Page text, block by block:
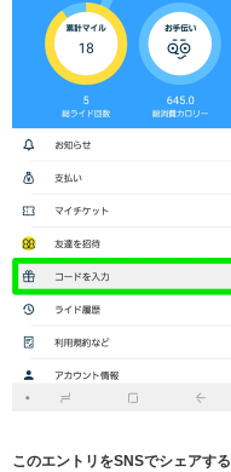
このエントリをSNSでシェアする